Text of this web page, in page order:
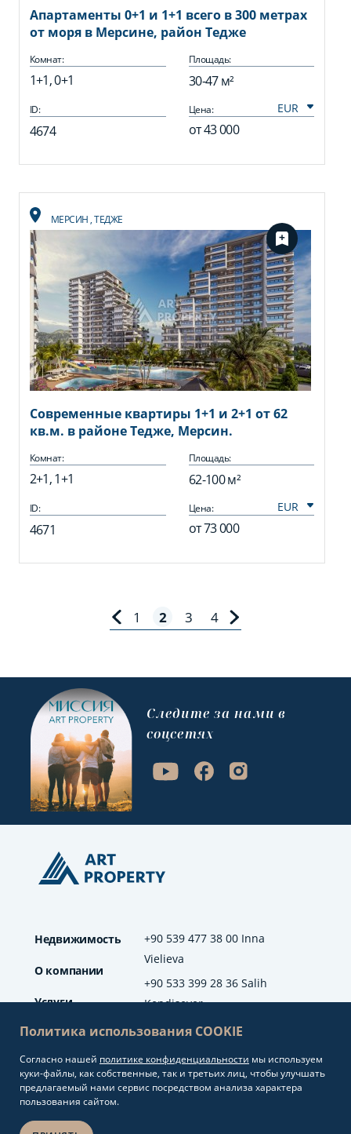
Апартаменты 0+1 и 1+1 всего в 300 метрах
от моря в Мерсине, район Тедже
Комнат:
1+1, 0+1
Площадь:
30-47 м²
ID:
4674
Цена:
от43 000
МЕРСИН,ТЕДЖЕ
Современные квартиры 1+1 и 2+1 от 62
кв.м. в районе Тедже, Мерсин.
Комнат:
2+1, 1+1
Площадь:
62-100 м²
ID:
4671
Цена:
от73 000
1 2 3 4
+90 539 477 38 00 Inna
Vielieva
+90 533 399 28 36 Salih
Kendisever
info@artproperty.net
Mahmutlar Mah.
Недвижимость
О компании
Услуги
Отзывы
Блог
Cледите за нами в
соцсетях
Политика использования COOKIE
Согласно нашей политике конфиденциальности мы используем
куки-файлы, как собственные, так и третьих лиц, чтобы улучшать
предлагаемый нами сервис посредством анализа характера
пользования сайтом.